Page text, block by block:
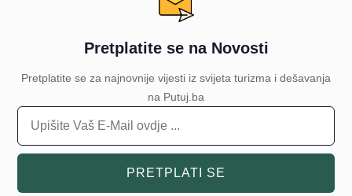
Pretplatite se na Novosti
Pretplatite se za najnovnije vijesti iz svijeta turizma i dešavanja
na Putuj.ba
PRETPLATI SE